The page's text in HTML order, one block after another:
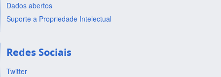
Dados abertos
Suporte a Propriedade Intelectual
Redes Sociais
Twitter